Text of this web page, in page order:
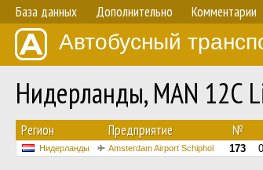
База данных Дополнительно Комментарии
Автобусный
Нидерланды, MAN 12C
Регион Предприятие №
Нидерланды Amsterdam Airport Schiphol 173